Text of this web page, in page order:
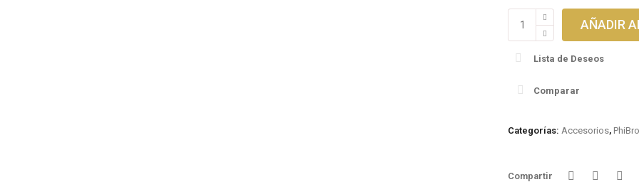
PhiNesse
PhiScalp
PhiRemoval
Otras
Phibrows
Higi
cantidad
AÑADIR
Lista de Deseos
Comparar
Categorías: Accesorios,
Compartir